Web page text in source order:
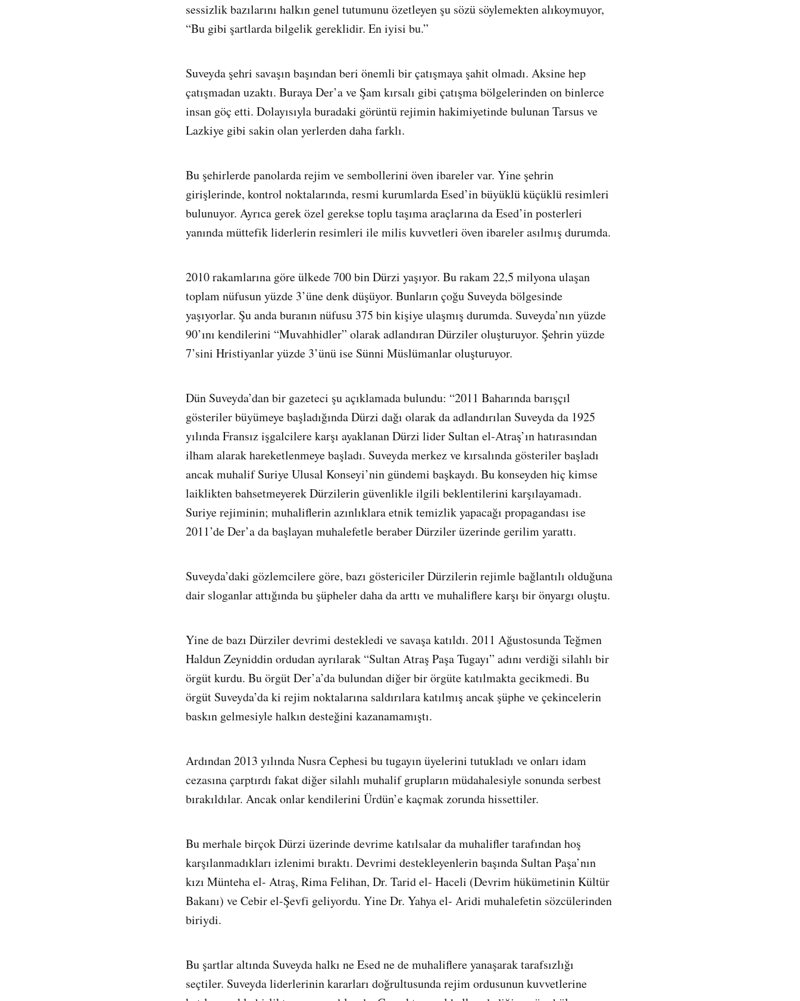
sessizlik bazılarını halkın genel tutumunu özetleyen şu sözü söylemekten alıkoymuyor,
“Bu gibi şartlarda bilgelik gereklidir. En iyisi bu.”
Suveyda şehri savaşın başından beri önemli bir çatışmaya şahit olmadı. Aksine hep
çatışmadan uzaktı. Buraya Der’a ve Şam kırsalı gibi çatışma bölgelerinden on binlerce
insan göç etti. Dolayısıyla buradaki görüntü rejimin hakimiyetinde bulunan Tarsus ve
Lazkiye gibi sakin olan yerlerden daha farklı.
Bu şehirlerde panolarda rejim ve sembollerini öven ibareler var. Yine şehrin
girişlerinde, kontrol noktalarında, resmi kurumlarda Esed’in büyüklü küçüklü resimleri
bulunuyor. Ayrıca gerek özel gerekse toplu taşıma araçlarına da Esed’in posterleri
yanında müttefik liderlerin resimleri ile milis kuvvetleri öven ibareler asılmış durumda.
2010 rakamlarına göre ülkede 700 bin Dürzi yaşıyor. Bu rakam 22,5 milyona ulaşan
toplam nüfusun yüzde 3’üne denk düşüyor. Bunların çoğu Suveyda bölgesinde
yaşıyorlar. Şu anda buranın nüfusu 375 bin kişiye ulaşmış durumda. Suveyda’nın yüzde
90’ını kendilerini “Muvahhidler” olarak adlandıran Dürziler oluşturuyor. Şehrin yüzde
7’sini Hristiyanlar yüzde 3’ünü ise Sünni Müslümanlar oluşturuyor.
Dün Suveyda’dan bir gazeteci şu açıklamada bulundu: “2011 Baharında barışçıl
gösteriler büyümeye başladığında Dürzi dağı olarak da adlandırılan Suveyda da 1925
yılında Fransız işgalcilere karşı ayaklanan Dürzi lider Sultan el-Atraş’ın hatırasından
ilham alarak hareketlenmeye başladı. Suveyda merkez ve kırsalında gösteriler başladı
ancak muhalif Suriye Ulusal Konseyi’nin gündemi başkaydı. Bu konseyden hiç kimse
laiklikten bahsetmeyerek Dürzilerin güvenlikle ilgili beklentilerini karşılayamadı.
Suriye rejiminin; muhaliflerin azınlıklara etnik temizlik yapacağı propagandası ise
2011’de Der’a da başlayan muhalefetle beraber Dürziler üzerinde gerilim yarattı.
Suveyda’daki gözlemcilere göre, bazı göstericiler Dürzilerin rejimle bağlantılı olduğuna
dair sloganlar attığında bu şüpheler daha da arttı ve muhaliflere karşı bir önyargı oluştu.
Yine de bazı Dürziler devrimi destekledi ve savaşa katıldı. 2011 Ağustosunda Teğmen
Haldun Zeyniddin ordudan ayrılarak “Sultan Atraş Paşa Tugayı” adını verdiği silahlı bir
örgüt kurdu. Bu örgüt Der’a’da bulundan diğer bir örgüte katılmakta gecikmedi. Bu
örgüt Suveyda’da ki rejim noktalarına saldırılara katılmış ancak şüphe ve çekincelerin
baskın gelmesiyle halkın desteğini kazanamamıştı.
Ardından 2013 yılında Nusra Cephesi bu tugayın üyelerini tutukladı ve onları idam
cezasına çarptırdı fakat diğer silahlı muhalif grupların müdahalesiyle sonunda serbest
bırakıldılar. Ancak onlar kendilerini Ürdün’e kaçmak zorunda hissettiler.
Bu merhale birçok Dürzi üzerinde devrime katılsalar da muhalifler tarafından hoş
karşılanmadıkları izlenimi bıraktı. Devrimi destekleyenlerin başında Sultan Paşa’nın
kızı Münteha el- Atraş, Rima Felihan, Dr. Tarid el- Haceli (Devrim hükümetinin Kültür
Bakanı) ve Cebir el-Şevfi geliyordu. Yine Dr. Yahya el- Aridi muhalefetin sözcülerinden
biriydi.
Bu şartlar altında Suveyda halkı ne Esed ne de muhaliflere yanaşarak tarafsızlığı
seçtiler. Suveyda liderlerinin kararları doğrultusunda rejim ordusunun kuvvetlerine